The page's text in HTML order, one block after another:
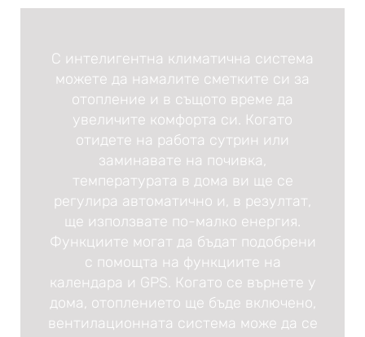
С интелигентна климатична система
можете да намалите сметките си за
отопление и в същото време да
увеличите комфорта си. Когато
отидете на работа сутрин или
заминавате на почивка,
температурата в дома ви ще се
регулира автоматично и, в резултат,
ще използвате по-малко енергия.
Функциите могат да бъдат подобрени
с помощта на функциите на
календара и GPS. Когато се върнете у
дома, отоплението ще бъде включено,
вентилационната система може да се